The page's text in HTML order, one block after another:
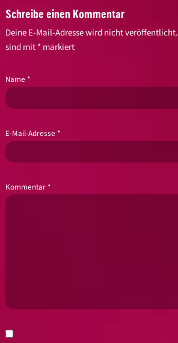
Schreibe einen Kommentar
Deine E-Mail-Adresse wird nicht veröffentlicht.
sind mit*markiert
Name *
E-Mail-Adresse *
Kommentar *